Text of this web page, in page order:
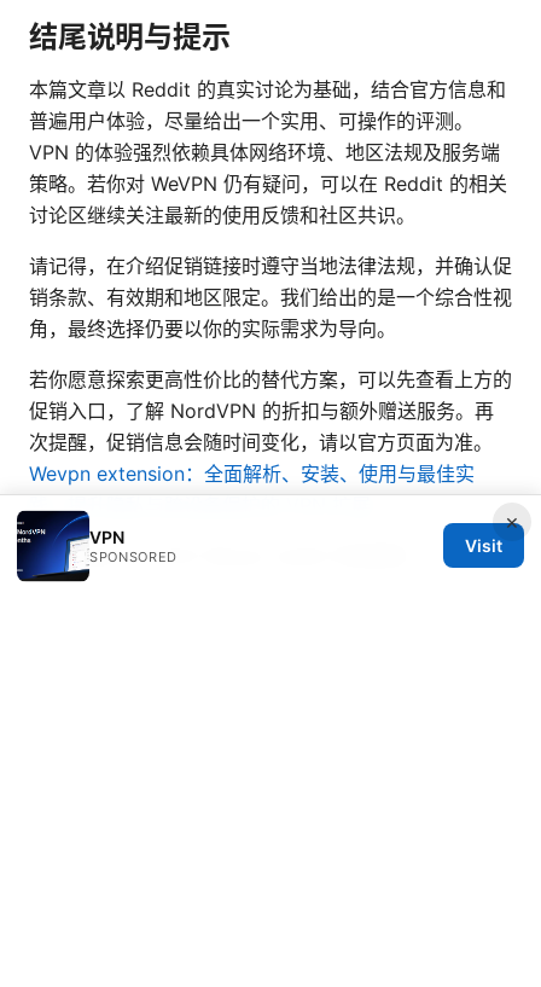
结尾说明与提示
本篇文章以 Reddit 的真实讨论为基础，结合官方信息和
普遍用户体验，尽量给出一个实用、可操作的评测。
VPN 的体验强烈依赖具体网络环境、地区法规及服务端
策略。若你对 WeVPN 仍有疑问，可以在 Reddit 的相关
讨论区继续关注最新的使用反馈和社区共识。
请记得，在介绍促销链接时遵守当地法律法规，并确认促
销条款、有效期和地区限定。我们给出的是一个综合性视
角，最终选择仍要以你的实际需求为导向。
若你愿意探索更高性价比的替代方案，可以先查看上方的
促销入口，了解 NordVPN 的折扣与额外赠送服务。再
次提醒，促销信息会随时间变化，请以官方页面为准。
Wevpn extension：全面解析、安装、使用与最佳实
践，提升隐私与跨设备保护的 VPN 扩展
Copyright © 2025 Wevpn reddit 内容团队
×
VPN
SPONSORED
Visit